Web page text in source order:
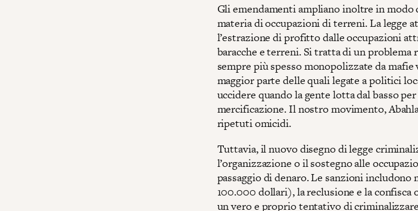
Gli emendamenti ampliano inoltre in
materia di occupazioni di terreni. La legge
l’estrazione di profitto dalle occupazioni
baracche e terreni. Si tratta di un problema
sempre più spesso monopolizzate da
maggior parte delle quali legate a politici
uccidere quando la gente lotta dal basso
mercificazione. Il nostro movimento,
ripetuti omicidi.
Tuttavia, il nuovo disegno di legge
l’organizzazione o il sostegno alle
passaggio di denaro. Le sanzioni
100.000 dollari), la reclusione e la
un vero e proprio tentativo di